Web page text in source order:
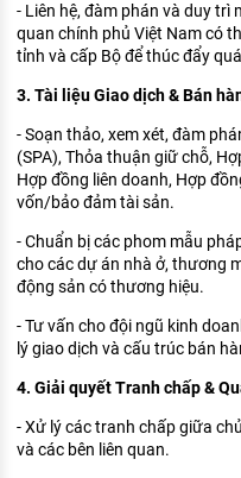
- Liên hệ, đàm phán và duy trì
quan chính phủ Việt Nam có
tỉnh và cấp Bộ để thúc đẩy
3. Tài liệu Giao dịch & Bán
- Soạn thảo, xem xét, đàm
(SPA), Thỏa thuận giữ chỗ,
Hợp đồng liên doanh, Hợp
vốn/bảo đảm tài sản.
- Chuẩn bị các phom mẫu
cho các dự án nhà ở, thương
động sản có thương hiệu.
- Tư vấn cho đội ngũ kinh
lý giao dịch và cấu trúc bán
4. Giải quyết Tranh chấp &
- Xử lý các tranh chấp giữa
và các bên liên quan.